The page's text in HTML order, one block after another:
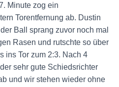
Minute zog ein
Torentfernung ab. Dustin
Ball sprang zuvor noch mal
Rasen und rutschte so über
ins Tor zum 2:3. Nach 4
sehr gute Schiedsrichter
und wir stehen wieder ohne